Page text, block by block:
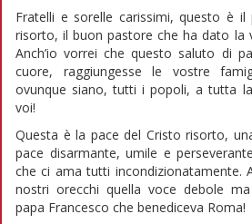
Fratelli e sorelle carissimi, questo è
risorto, il buon pastore che ha dato la
Anch’io vorrei che questo saluto di
cuore, raggiungesse le vostre
ovunque siano, tutti i popoli, a tutta
voi!
Questa è la pace del Cristo risorto,
pace disarmante, umile e
che ci ama tutti incondizionatamente.
nostri orecchi quella voce debole
papa Francesco che benediceva Roma!